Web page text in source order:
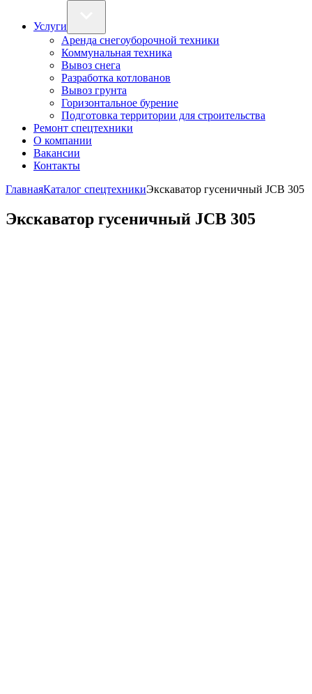
Услуги
Аренда снегоуборочной техники
Коммунальная техника
Вывоз снега
Разработка котлованов
Вывоз грунта
Горизонтальное бурение
Подготовка территории для строительства
Ремонт спецтехники
О компании
Вакансии
Контакты
ГлавнаяКаталог спецтехникиЭкскаватор гусеничный JCB 305
Экскаватор гусеничный JCB 305